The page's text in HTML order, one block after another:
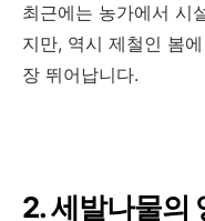
최근에는 농가에서 시
지만, 역시 제철인 봄
장 뛰어납니다.
2. 세발나물의